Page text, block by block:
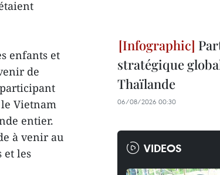
enfants et
de
Vietnam
entier.
à venir au
et les
stratégique
Thaïlande
06/08/2026 00:30
VIDEOS